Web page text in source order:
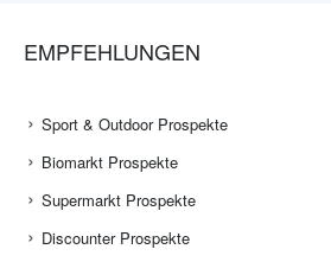
EMPFEHLUNGEN
Sport & Outdoor Prospekte
Biomarkt Prospekte
Supermarkt Prospekte
Discounter Prospekte